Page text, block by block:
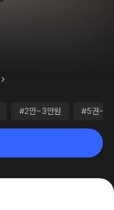
#2만~3만원 #5권~10